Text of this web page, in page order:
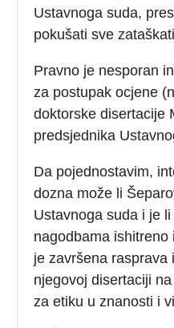
Ustavnoga suda,
pokušati sve
Pravno je nesporan
za postupak ocjene
doktorske disertacije
predsjednika
Da pojednostavim,
dozna može li
Ustavnoga suda i je
nagodbama
je završena rasprava
njegovoj disertaciji
za etiku u znanosti i